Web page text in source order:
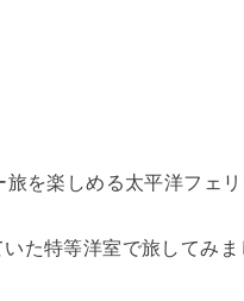
を楽しめる太平洋フェリ
た特等洋室で旅してみま